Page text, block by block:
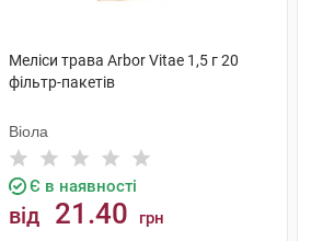
Меліси трава Arbor Vitae 1,5 г 20
фільтр-пакетів
Віола
Є в наявності
від 21.40 грн